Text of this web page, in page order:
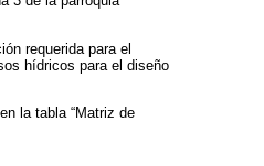
requerida para el
hídricos para el diseño
la tabla “Matriz de